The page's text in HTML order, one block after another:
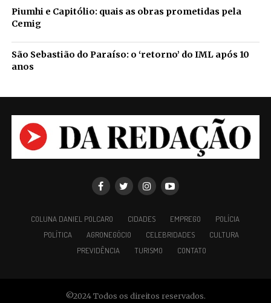
Piumhi e Capitólio: quais as obras prometidas pela
Cemig
São Sebastião do Paraíso: o ‘retorno’ do IML após 10
anos
COLUNA DANIEL POLCARO CIDADES EMPREGO
POLÍCIA
POLÍTICA
AGRONEGÓCIO CELEBRIDADES
CULTURA
PREVIDÊNCIA
TURISMO CONTATO
©2024 Todos os direitos reservados.